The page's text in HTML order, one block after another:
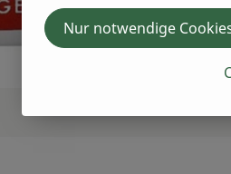
Nur notwendige